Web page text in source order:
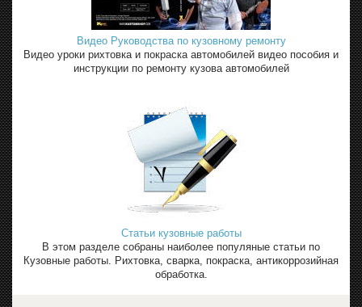
Видео Руководства по кузовному ремонту
Видео уроки рихтовка и покраска автомобилей видео пособия и
инструкции по ремонту кузова автомобилей
Статьи кузовные работы
В этом разделе собраны наиболее популяные статьи по
Кузовные работы. Рихтовка, сварка, покраска, антикоррозийная
обработка.